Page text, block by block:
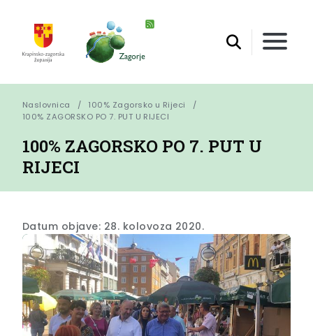
Naslovnica
100% Zagorsko u Rijeci
100% ZAGORSKO PO 7. PUT U RIJECI
100% ZAGORSKO PO 7. PUT U
RIJECI
Datum objave: 28. kolovoza 2020.